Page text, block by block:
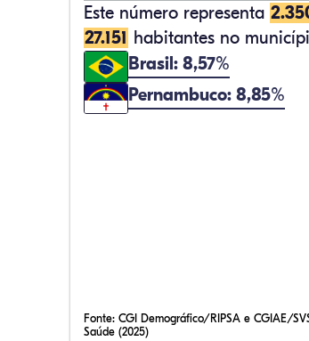
Este número representa
27.151 habitantes no
Brasil: 8,57%
Pernambuco: 8,85%
Fonte: CGI Demográfico/RIPSA e CGIAE/
Saúde (2025)